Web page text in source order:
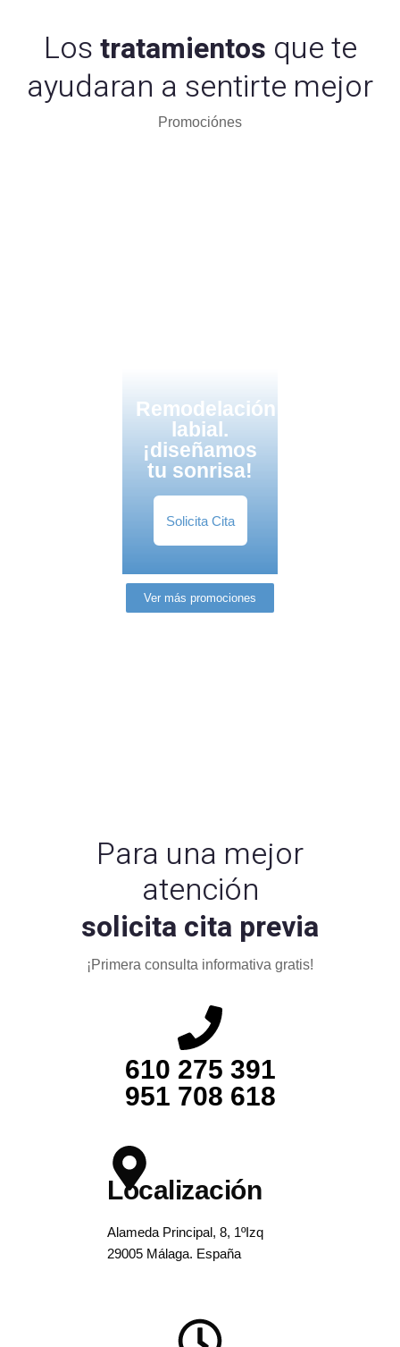
Lostratamientos que te
ayudaran a sentirte mejor
Promociónes
Remodelación
labial.
¡diseñamos
tu sonrisa!
Solicita Cita
Ver más promociones
Para una mejor
atención
solicita cita previa
¡Primera consulta informativa gratis!
610 275 391
951 708 618
Localización
Alameda Principal, 8, 1ºIzq
29005 Málaga. España